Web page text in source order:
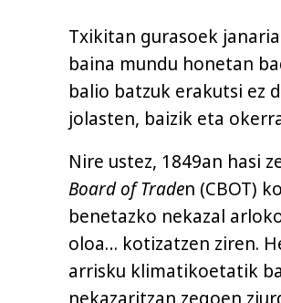
Txikitan gurasoek
baina mundu honetan
balio batzuk erakutsi ez
jolasten, baizik eta
Nire ustez, 1849an hasi
Board of Traden (CBOT)
benetazko nekazal
oloa… kotizatzen ziren.
arrisku klimatikoetatik